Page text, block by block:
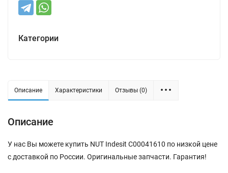
Категории
Описание Характеристики Отзывы (0)
Описание
У нас Вы можете купить NUT Indesit C00041610 по низкой цене
с доставкой по России. Оригинальные запчасти. Гарантия!